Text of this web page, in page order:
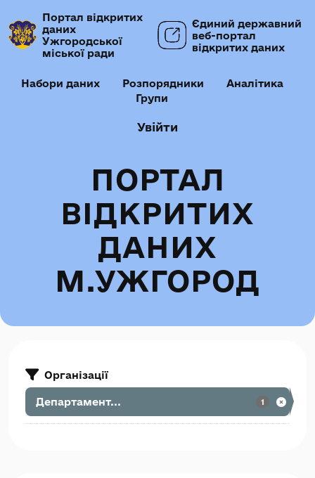
Портал відкритих
даних
Ужгородської
міської ради
Єдиний державний
веб-портал
відкритих даних
Набори даних Розпорядники
Аналітика
Групи
Увійти
ПОРТАЛ
ВІДКРИТИХ
ДАНИХ
М.УЖГОРОД
Організації
Департамент... 1